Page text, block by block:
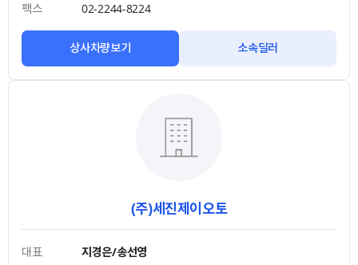
팩스
02-2244-8224
상사차량보기 소속딜러
(주)세진제이오토
대표
지경은/송선영